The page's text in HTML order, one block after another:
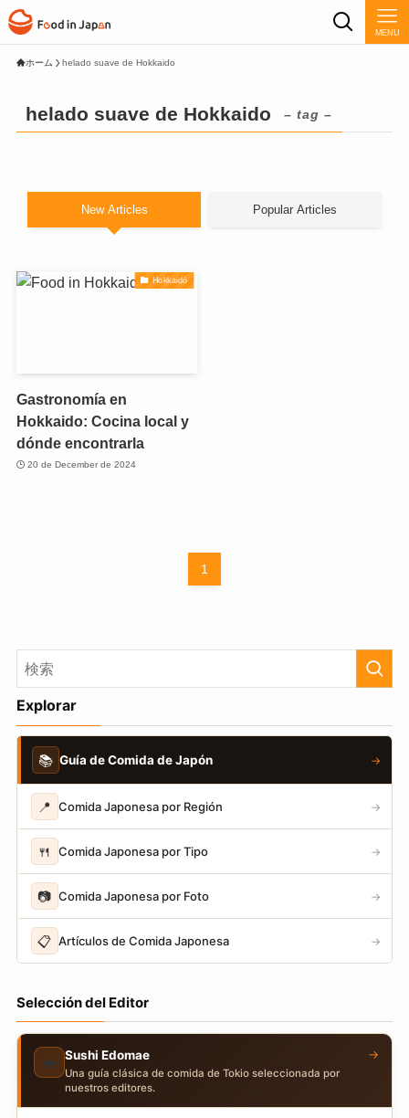
MENU
ホーム helado suave de Hokkaido
helado suave de Hokkaido – tag –
New Articles Popular Articles
Hokkaidō
Gastronomía en
Hokkaido: Cocina local y
dónde encontrarla
20 de December de 2024
1
Explorar
📚 Guía de Comida de Japón →
📍 Comida Japonesa por Región →
🍴 Comida Japonesa por Tipo →
📷 Comida Japonesa por Foto →
📋 Artículos de Comida Japonesa →
Selección del Editor
🍣 Sushi Edomae
Una guía clásica de comida de Tokio seleccionada por
nuestros editores.
→